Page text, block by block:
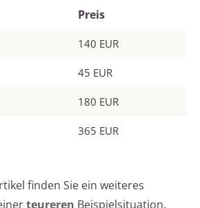
Preis
140 EUR
45 EUR
180 EUR
365 EUR
finden Sie ein weiteres
teureren Beispielsituation.